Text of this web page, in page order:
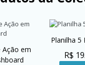
Ação em
Planilha 5
R$